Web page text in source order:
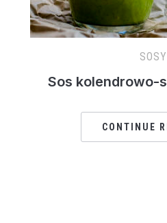
SOSY
Sos kolendrowo-
CONTINUE